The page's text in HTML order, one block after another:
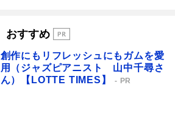
おすすめ
創作にもリフレッシュにもガムを愛
用（ジャズピアニスト 山中千尋さ
ん）【LOTTE TIMES】
PR